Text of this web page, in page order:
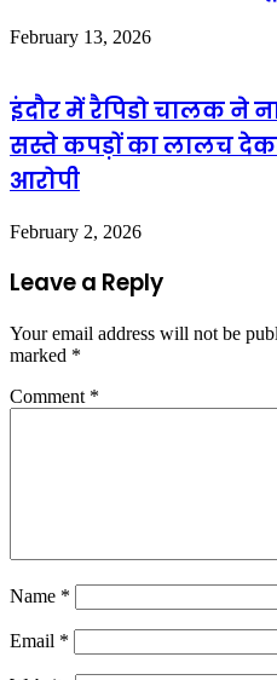
February 13, 2026
इंदौर में रैपिडो चालक ने
सस्ते कपड़ों का लालच
आरोपी
February 2, 2026
Leave a Reply
Your email address will not be
marked *
Comment *
Name *
Email *